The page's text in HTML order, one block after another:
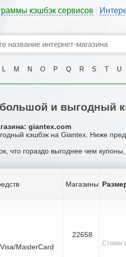
кэшбэк сервисов
L M N O P Q R S T U
и выгодный
giantex.com
кэшбэк на Giantex. Ниже
что гораздо выгоднее чем
Магазины
MasterCard
22658
Ставки